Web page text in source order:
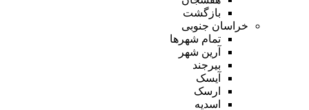
بازگشت
خراسان جنوبی
تمام شهر‌ها
آرین شهر
بیرجند
آیسک
ارسک
اسدیه